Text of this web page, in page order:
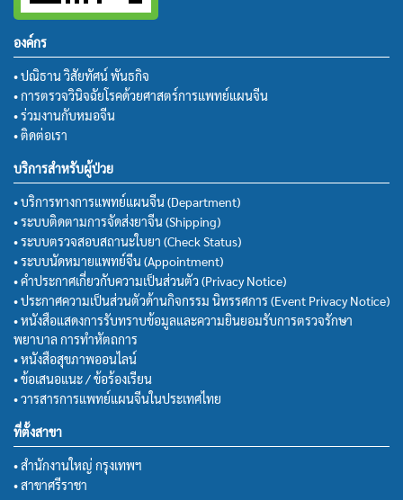
องค์กร
• ปณิธาน วิสัยทัศน์ พันธกิจ
• การตรวจวินิจฉัยโรคด้วยศาสตร์การแพทย์แผนจีน
• ร่วมงานกับหมอจีน
• ติดต่อเรา
บริการสำหรับผู้ป่วย
• บริการทางการแพทย์แผนจีน (Department)
• ระบบติดตามการจัดส่งยาจีน (Shipping)
• ระบบตรวจสอบสถานะใบยา (Check Status)
• ระบบนัดหมายแพทย์จีน (Appointment)
• คำประกาศเกี่ยวกับความเป็นส่วนตัว (Privacy Notice)
• ประกาศความเป็นส่วนตัวด้านกิจกรรม นิทรรศการ (Event Privacy Notice)
• หนังสือแสดงการรับทราบข้อมูลและความยินยอมรับการตรวจรักษา
พยาบาล การทำหัตถการ
• หนังสือสุขภาพออนไลน์
• ข้อเสนอแนะ / ข้อร้องเรียน
• วารสารการแพทย์แผนจีนในประเทศไทย
ที่ตั้งสาขา
• สำนักงานใหญ่ กรุงเทพฯ
• สาขาศรีราชา